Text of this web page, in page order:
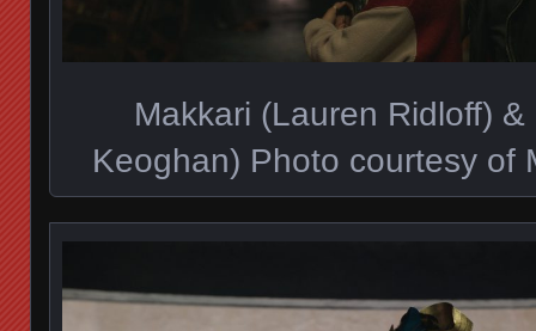
Makkari (Lauren Ridloff)
Keoghan) Photo courtesy of